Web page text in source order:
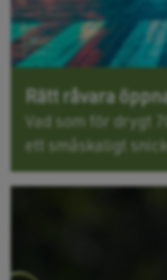
Rätt råvara
Vad som för drygt
ett småskaligt